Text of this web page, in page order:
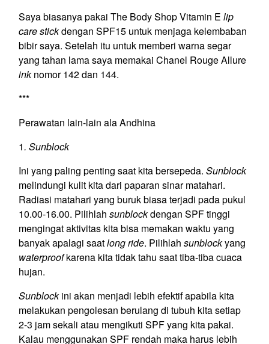
Saya biasanya pakai The Body Shop Vitamin E lip
care stickdengan SPF15 untuk menjaga kelembaban
bibir saya. Setelah itu untuk memberi warna segar
yang tahan lama saya memakai Chanel Rouge Allure
inknomor 142 dan 144.
***
Perawatan lain-lain ala Andhina
1. Sunblock
Ini yang paling penting saat kita bersepeda. Sunblock
melindungi kulit kita dari paparan sinar matahari.
Radiasi matahari yang buruk biasa terjadi pada pukul
10.00-16.00. Pilihlah sunblockdengan SPF tinggi
mengingat aktivitas kita bisa memakan waktu yang
banyak apalagi saatlong ride. Pilihlah sunblockyang
waterproofkarena kita tidak tahu saat tiba-tiba cuaca
hujan.
Sunblockini akan menjadi lebih efektif apabila kita
melakukan pengolesan berulang di tubuh kita setiap
2-3 jam sekali atau mengikuti SPF yang kita pakai.
Kalau menggunakan SPF rendah maka harus lebih